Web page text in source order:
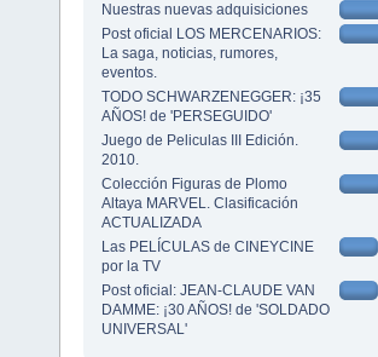
Nuestras nuevas adquisiciones
Post oficial LOS MERCENARIOS:
La saga, noticias, rumores,
eventos.
TODO SCHWARZENEGGER: ¡35
AÑOS! de 'PERSEGUIDO'
Juego de Peliculas III Edición.
2010.
Colección Figuras de Plomo
Altaya MARVEL. Clasificación
ACTUALIZADA
Las PELÍCULAS de CINEYCINE
por la TV
Post oficial: JEAN-CLAUDE VAN
DAMME: ¡30 AÑOS! de 'SOLDADO
UNIVERSAL'